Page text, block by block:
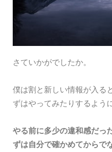
さていかがでしたか。
僕は割と新しい情報が入る
ずはやってみたりするよう
やる前に多少の違和感だっ
ずは自分で確かめてからで